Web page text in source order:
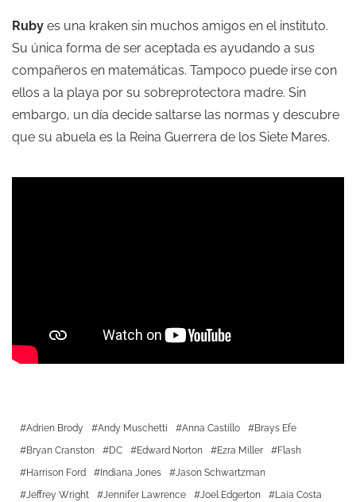
Ruby es una kraken sin muchos amigos en el instituto.
Su única forma de ser aceptada es ayudando a sus
compañeros en matemáticas. Tampoco puede irse con
ellos a la playa por su sobreprotectora madre. Sin
embargo, un día decide saltarse las normas y descubre
que su abuela es la Reina Guerrera de los Siete Mares.
Adrien Brody Andy Muschetti Anna Castillo
Brays Efe
Bryan Cranston
DC Edward Norton Ezra Miller
Flash
Harrison Ford
Indiana Jones
Jason Schwartzman
Jeffrey Wright
Jennifer Lawrence Joel Edgerton
Laia Costa